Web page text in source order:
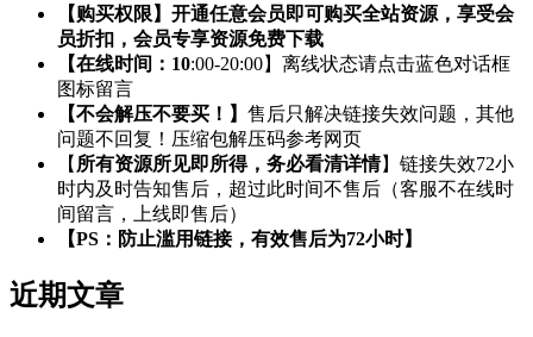
【购买权限】开通任意会员即可购买全站资源，享受会
员折扣，会员专享资源免费下载
【在线时间：10:00-20:00】离线状态请点击蓝色对话框
图标留言
【不会解压不要买！】 售后只解决链接失效问题，其他
问题不回复！压缩包解压码参考网页
【 所有资源所见即所得，务必看清详情】链接失效72小
时内及时告知售后，超过此时间不售后（客服不在线时
间留言，上线即售后）
【PS：防止滥用链接，有效售后为72小时】
近期文章